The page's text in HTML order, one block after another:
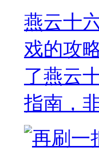
燕云十
戏的攻
了燕云
指南，